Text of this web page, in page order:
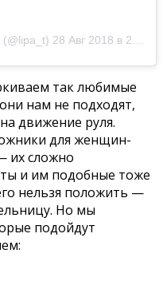
(@lipa_t) 28 Авг 2018 в 2:12 PDT
так любимые
нам не подходят,
движение руля.
для женщин-
их сложно
и им подобные тоже
нельзя положить —
Но мы
подойдут